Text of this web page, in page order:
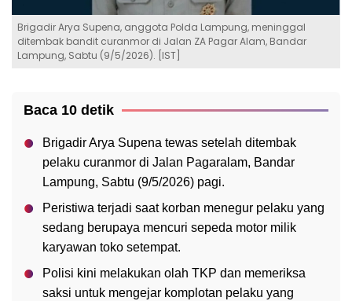
Brigadir Arya Supena, anggota Polda Lampung, meninggal
ditembak bandit curanmor di Jalan ZA Pagar Alam, Bandar
Lampung, Sabtu (9/5/2026). [IST]
Baca 10 detik
Brigadir Arya Supena tewas setelah ditembak
pelaku curanmor di Jalan Pagaralam, Bandar
Lampung, Sabtu (9/5/2026) pagi.
Peristiwa terjadi saat korban menegur pelaku yang
sedang berupaya mencuri sepeda motor milik
karyawan toko setempat.
Polisi kini melakukan olah TKP dan memeriksa
saksi untuk mengejar komplotan pelaku yang